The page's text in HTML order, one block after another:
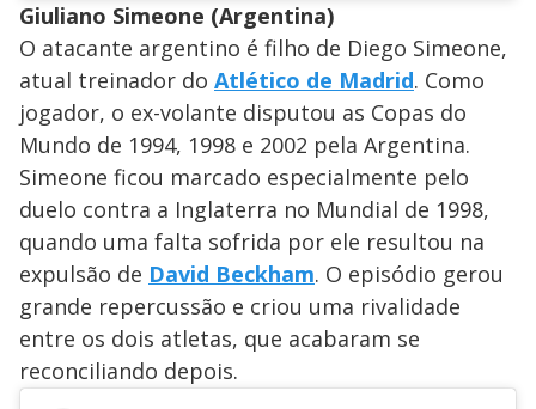
Giuliano Simeone (Argentina)
O atacante argentino é filho de Diego Simeone,
atual treinador do Atlético de Madrid. Como
jogador, o ex-volante disputou as Copas do
Mundo de 1994, 1998 e 2002 pela Argentina.
Simeone ficou marcado especialmente pelo
duelo contra a Inglaterra no Mundial de 1998,
quando uma falta sofrida por ele resultou na
expulsão de David Beckham. O episódio gerou
grande repercussão e criou uma rivalidade
entre os dois atletas, que acabaram se
reconciliando depois.